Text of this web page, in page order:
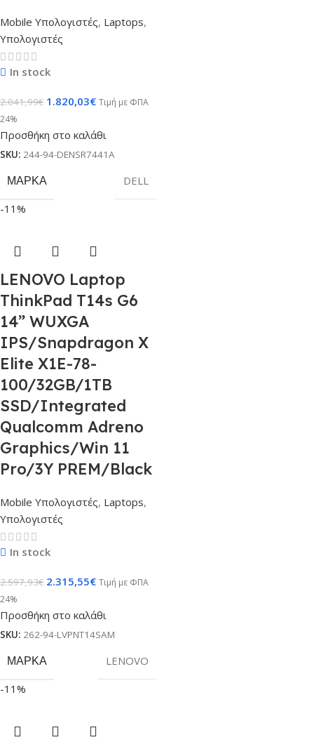
Mobile Υπολογιστές, Laptops,
Υπολογιστές
In stock
2.041,99€ 1.820,03€ Τιμή με ΦΠΑ
24%
Προσθήκη στο καλάθι
SKU: 244-94-DENSR7441A
ΜΆΡΚΑ
DELL
-11%
LENOVO Laptop
ThinkPad T14s G6
14” WUXGA
IPS/Snapdragon X
Elite X1E-78-
100/32GB/1TB
SSD/Integrated
Qualcomm Adreno
Graphics/Win 11
Pro/3Y PREM/Black
Mobile Υπολογιστές, Laptops,
Υπολογιστές
In stock
2.597,93€ 2.315,55€ Τιμή με ΦΠΑ
24%
Προσθήκη στο καλάθι
SKU: 262-94-LVPNT14SAM
ΜΆΡΚΑ
LENOVO
-11%